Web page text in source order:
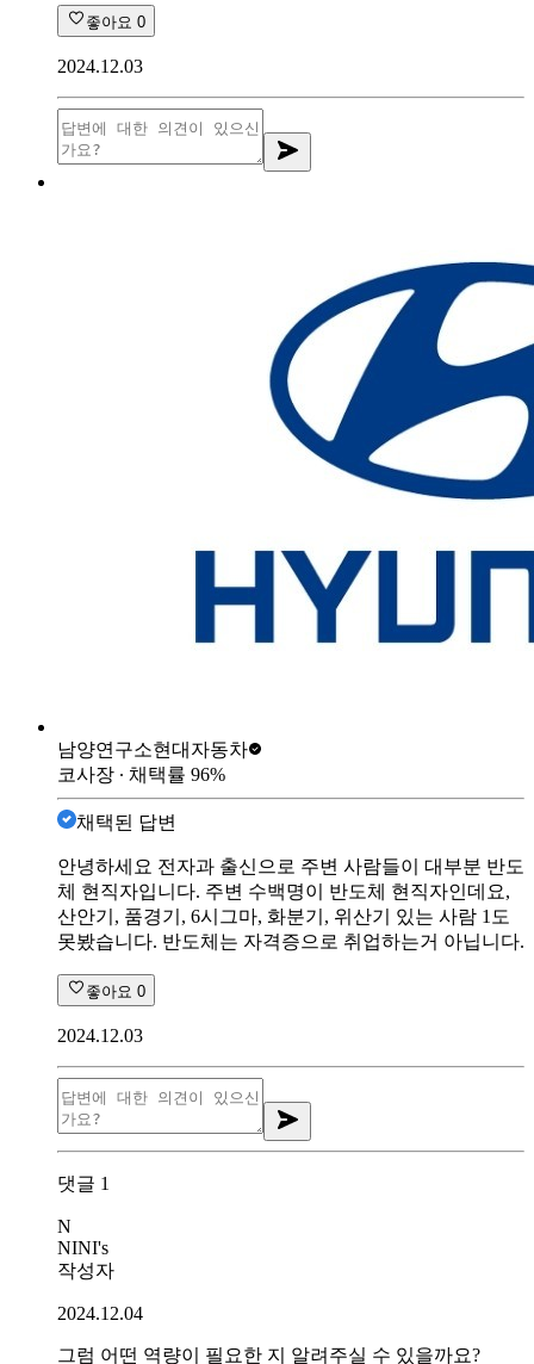
좋아요 0
2024.12.03
남양연구소현대자동차
코사장 ∙ 채택률 96%
채택된 답변
안녕하세요 전자과 출신으로 주변 사람들이 대부분 반도
체 현직자입니다. 주변 수백명이 반도체 현직자인데요,
산안기, 품경기, 6시그마, 화분기, 위산기 있는 사람 1도
못봤습니다. 반도체는 자격증으로 취업하는거 아닙니다.
좋아요 0
2024.12.03
댓글 1
N
NINI's
작성자
2024.12.04
그럼 어떤 역량이 필요한 지 알려주실 수 있을까요?